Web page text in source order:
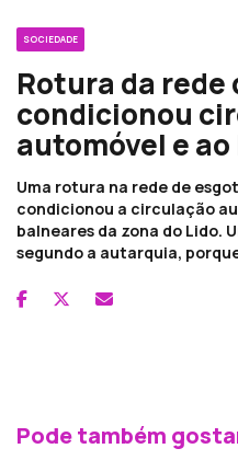
SOCIEDADE
Rotura da rede
condicionou
automóvel e
Uma rotura na rede de
condicionou a circulação
balneares da zona do Lido.
segundo a autarquia,
Pode também